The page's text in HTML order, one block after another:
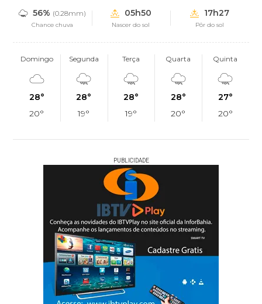
56% (0.28mm)
Chance chuva
05h50
Nascer do sol
17h27
Pôr do sol
Domingo
28°
20°
Segunda
28°
19°
Terça
28°
19°
Quarta
28°
20°
Quinta
27°
20°
PUBLICIDADE